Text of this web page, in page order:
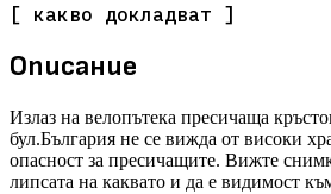
[ какво докладват ]
Описание
Излаз на велопътека пресичаща
бул.България не се вижда от високи
опасност за пресичащите. Вижте
липсата на каквато и да е видимост